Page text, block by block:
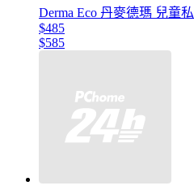
Derma Eco 丹麥德瑪 兒童
$485
$585